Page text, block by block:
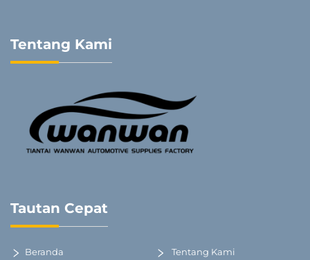
Tentang Kami
Tautan Cepat
Beranda Tentang Kami